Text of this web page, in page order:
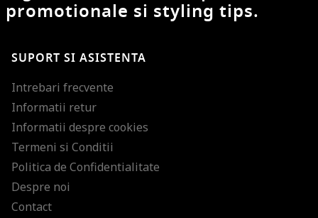
promotionale si styling tips.
SUPORT SI ASISTENTA
Intrebari frecvente
Informatii retur
Informatii despre cookies
Termeni si Conditii
Politica de Confidentialitate
Despre noi
Contact